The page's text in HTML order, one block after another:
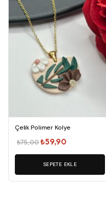
Çelik Polimer Kolye
₺75,00Orijinal
fiyat:
₺75,00.
₺59,90
andaki
fiyat:
SEPETE EKLE